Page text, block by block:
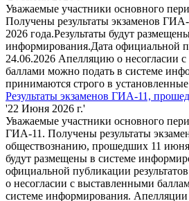
Уважаемые участники основного
Получены результаты экзаменов
2026 года.Результаты будут
информирования.Дата официальной
24.06.2026 Апелляцию о несогласии
баллами можно подать в системе
принимаются строго в
Результаты экзаменов ГИА-11,
'22 Июня 2026 г.'
Уважаемые участники основного
ГИА-11. Получены результаты
обществознанию, прошедших 11 июня
будут размещены в системе
официальной публикации
о несогласии с выставленными
системе информирования.